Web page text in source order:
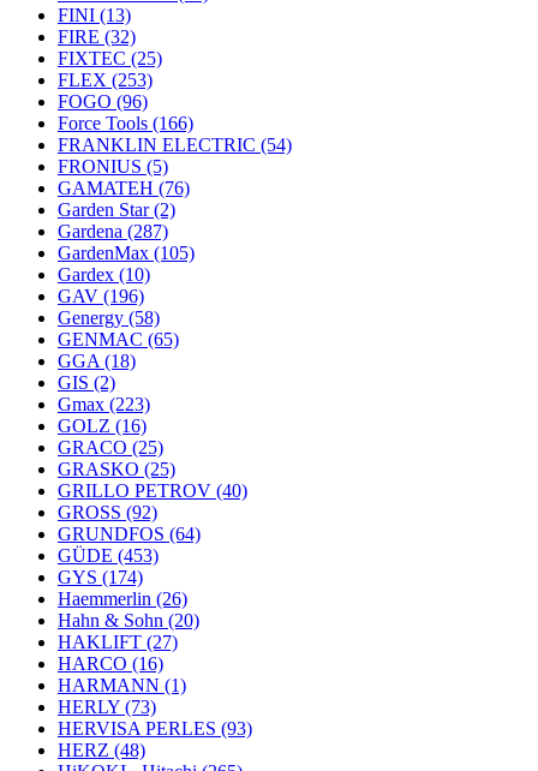
FINI (13)
FIRE (32)
FIXTEC (25)
FLEX (253)
FOGO (96)
Force Tools (166)
FRANKLIN ELECTRIC (54)
FRONIUS (5)
GAMATEH (76)
Garden Star(2)
Gardena (287)
GardenMax (105)
Gardex (10)
GAV (196)
Genergy (58)
GENMAC (65)
GGA (18)
GIS (2)
Gmax (223)
GOLZ (16)
GRACO (25)
GRASKO (25)
GRILLO PETROV (40)
GROSS (92)
GRUNDFOS (64)
GÜDE (453)
GYS (174)
Haemmerlin (26)
Hahn & Sohn (20)
HAKLIFT (27)
HARCO (16)
HARMANN (1)
HERLY (73)
HERVISA PERLES (93)
HERZ (48)